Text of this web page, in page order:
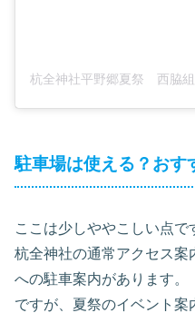
駐車場は使える？おす
ここは少しややこしい点で
杭全神社の通常アクセス案
への駐車案内があります。
ですが、夏祭のイベント